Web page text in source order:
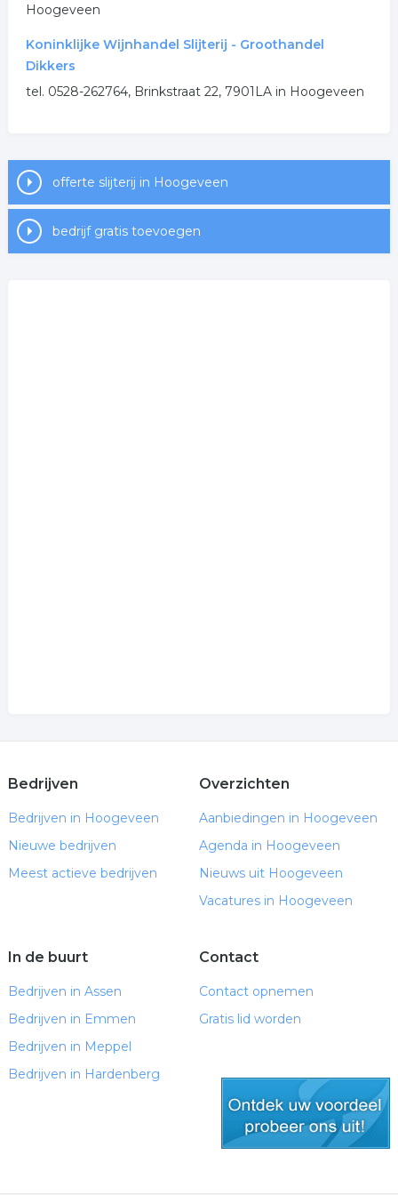
.Hoogeveen
Koninklijke Wijnhandel Slijterij - Groothandel
Dikkers
tel. 0528-262764, Brinkstraat 22, 7901LA in Hoogeveen
offerte slijterij in Hoogeveen
bedrijf gratis toevoegen
Bedrijven
Bedrijven in Hoogeveen
Nieuwe bedrijven
Meest actieve bedrijven
Overzichten
Aanbiedingen in Hoogeveen
Agenda in Hoogeveen
Nieuws uit Hoogeveen
Vacatures in Hoogeveen
In de buurt
Bedrijven in Assen
Bedrijven in Emmen
Bedrijven in Meppel
Bedrijven in Hardenberg
Contact
Contact opnemen
Gratis lid worden